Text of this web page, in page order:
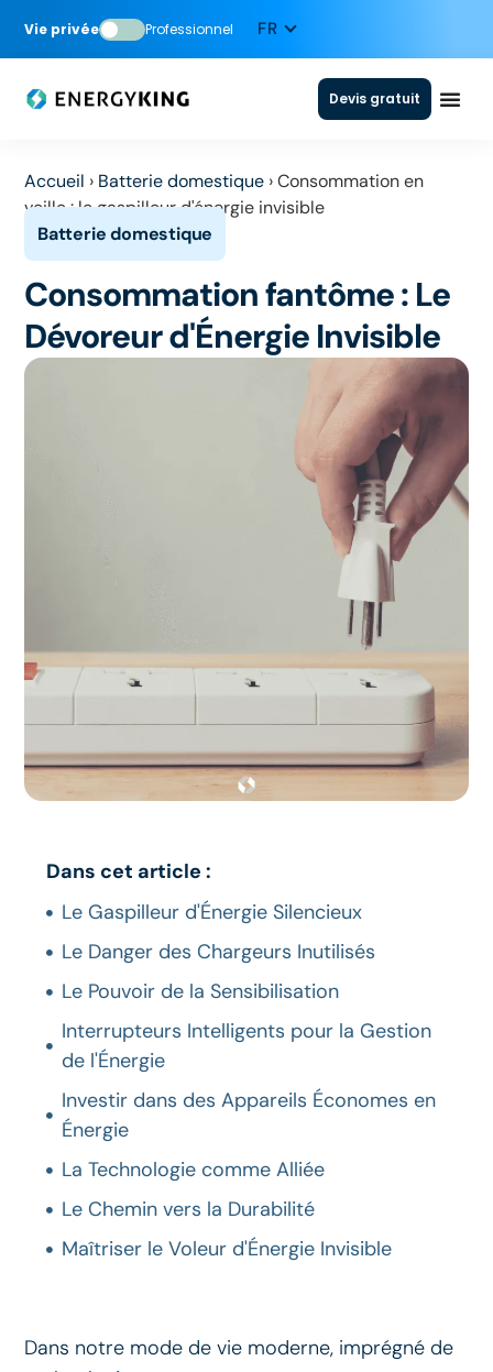
Vie privée Professionnel
Devis gratuit
Accueil › Batterie domestique ›Consommation en
veille : le gaspilleur d'énergie invisible
Consommation fantôme : Le
Dévoreur d'Énergie Invisible
Dans cet article :
Le Gaspilleur d'Énergie Silencieux
Le Danger des Chargeurs Inutilisés
Le Pouvoir de la Sensibilisation
Interrupteurs Intelligents pour la Gestion
de l'Énergie
Investir dans des Appareils Économes en
Énergie
La Technologie comme Alliée
Le Chemin vers la Durabilité
Maîtriser le Voleur d'Énergie Invisible
Dans notre mode de vie moderne, imprégné de